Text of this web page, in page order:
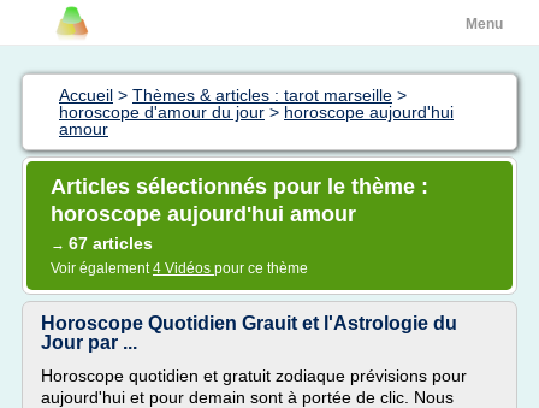
Menu
Accueil > Thèmes & articles : tarot marseille >
horoscope d'amour du jour > horoscope aujourd'hui
amour
Articles sélectionnés pour le thème :
horoscope aujourd'hui amour
→ 67 articles
Voir également4 Vidéos pour ce thème
Horoscope Quotidien Grauit et l'Astrologie du
Jour par ...
Horoscope quotidien et gratuit zodiaque prévisions pour
aujourd'hui et pour demain sont à portée de clic. Nous